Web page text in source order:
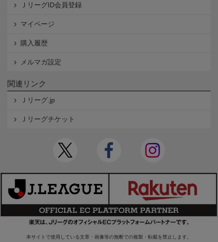
ＪリーグID会員登録
マイページ
購入履歴
メルマガ設定
関連リンク
Ｊリーグ.jp
Ｊリーグチケット
本サイトで使用している文章・画像等の無断での複製・転載を禁止します。